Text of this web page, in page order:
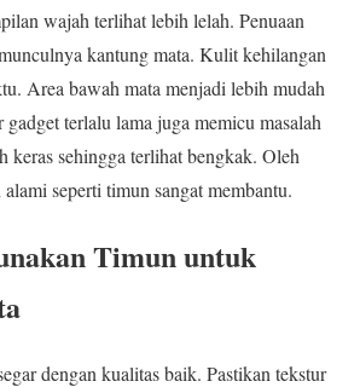
wajah terlihat lebih lelah. Penuaan
kantung mata. Kulit kehilangan
Area bawah mata menjadi lebih mudah
gadget terlalu lama juga memicu masalah
keras sehingga terlihat bengkak. Oleh
seperti timun sangat membantu.
Timun untuk
dengan kualitas baik. Pastikan tekstur